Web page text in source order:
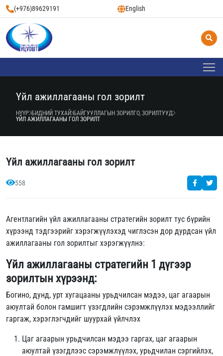
(+976)89629191 English
Үйл ажиллагааны гол зорилт
НҮҮР БИДНИЙ ТУХАЙ БАЙГУУЛЛАГЫН ЗОРИЛГО, ЗОРИЛТУУД
ҮЙЛ АЖИЛЛАГААНЫ ГОЛ ЗОРИЛТ
Үйл ажиллагааны гол зорилт
558
Агентлагийн үйл ажиллагааны стратегийн зорилт тус бүрийн
хүрээнд тэдгээрийг хэрэгжүүлэхэд чиглэсэн дор дурдсан үйл
ажиллагааны гол зорилтыг хэрэгжүүлнэ:
Үйл ажиллагааны стратегийн 1 дүгээр
зорилтын хүрээнд:
Богино, дунд, урт хугацааны урьдчилсан мэдээ, цаг агаарын
аюултай болон гамшигт үзэгдлийн сэрэмжлүүлэх мэдээллийг
гаргаж, хэрэглэгчдийг шуурхай үйлчлэх
Цаг агаарын урьдчилсан мэдээ гаргах, цаг агаарын
аюултай үзэгдлээс сэрэмжлүүлэх, урьдчилан сэргийлэх,